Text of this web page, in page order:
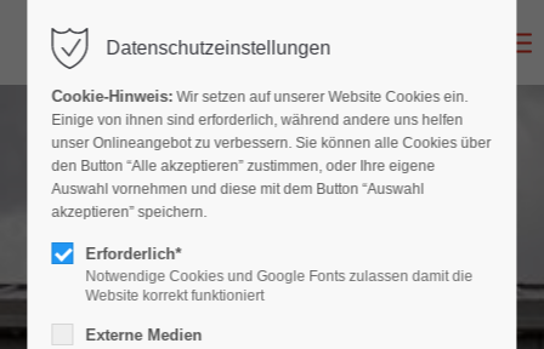
Datenschutzeinstellungen
Cookie-Hinweis: Wir setzen auf unserer Website Cookies ein.
Einige von ihnen sind erforderlich, während andere uns helfen
unser Onlineangebot zu verbessern. Sie können alle Cookies über
den Button “Alle akzeptieren” zustimmen, oder Ihre eigene
Auswahl vornehmen und diese mit dem Button “Auswahl
akzeptieren” speichern.
Erforderlich*
Notwendige Cookies und Google Fonts zulassen damit die
Website korrekt funktioniert
Externe Medien